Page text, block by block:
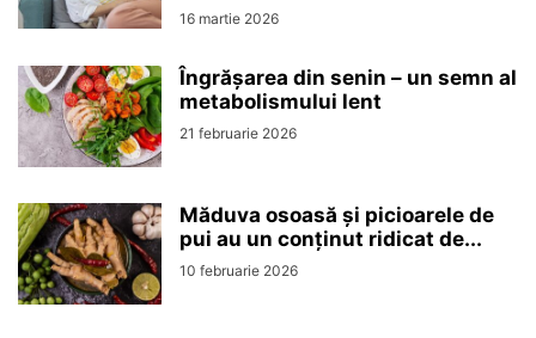
16 martie 2026
Îngrășarea din senin – un semn al
metabolismului lent
21 februarie 2026
Măduva osoasă și picioarele de
pui au un conținut ridicat de...
10 februarie 2026